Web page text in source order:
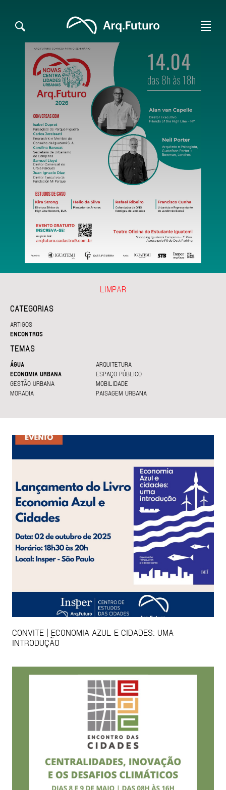
CATEGORIAS
ARTIGOS
ENCONTROS
TEMAS
ÁGUA
ARQUITETURA
ECONOMIA URBANA
ESPAÇO PÚBLICO
GESTÃO URBANA
MOBILIDADE
MORADIA
PAISAGEM URBANA
LIMPAR
CONVITE | ECONOMIA AZUL E CIDADES: UMA
INTRODUÇÃO